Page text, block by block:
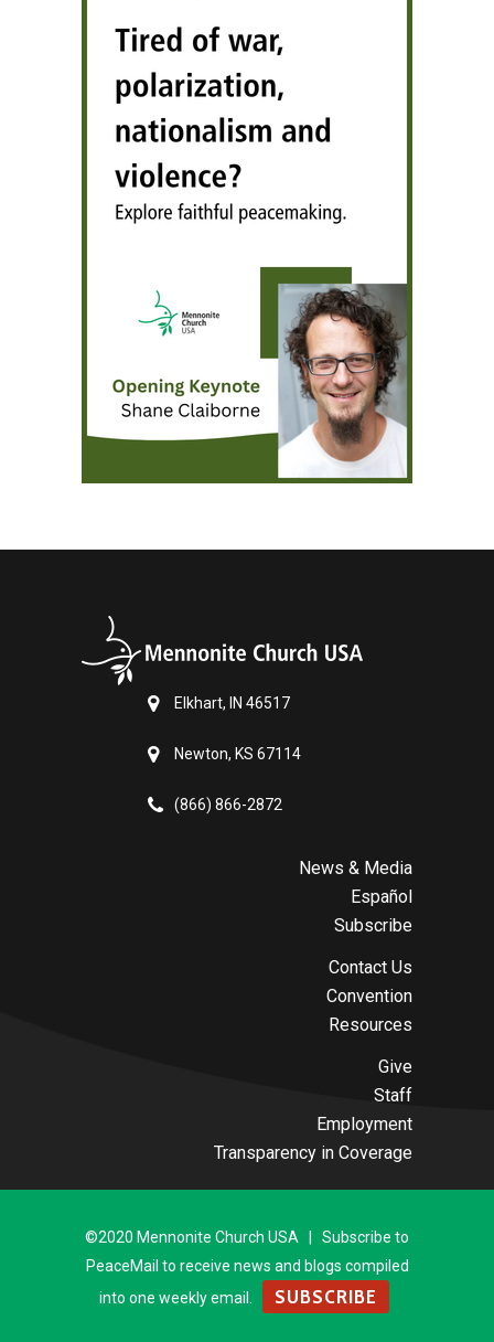
Elkhart, IN 46517
Newton, KS 67114
(866) 866-2872
News & Media
Español
Subscribe
Contact Us
Convention
Resources
Give
Staff
Employment
Transparency in Coverage
©2020 Mennonite Church USA | Subscribe to
PeaceMail to receive news and blogs compiled
into one weekly email.
SUBSCRIBE